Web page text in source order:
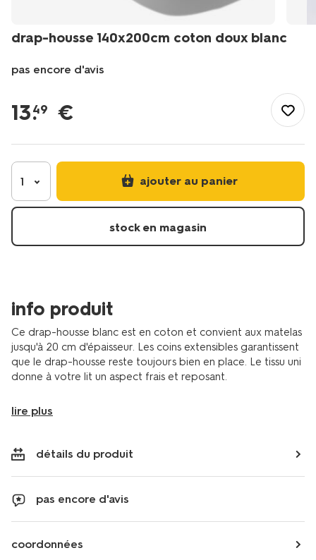
drap-housse 140x200cm coton doux blanc
pas encore d'avis
fr/literie/linge-
de-
housses/drap-
housse-
140x200cm-
doux-
13.
49 €
1 ajouter au panier
stock en magasin
info produit
Ce drap-housse blanc est en coton et convient aux matelas
jusqu'à 20 cm d'épaisseur. Les coins extensibles garantissent
que le drap-housse reste toujours bien en place. Le tissu uni
donne à votre lit un aspect frais et reposant.
lire plus
détails du produit
pas encore d'avis
coordonnées